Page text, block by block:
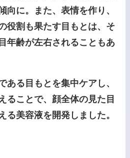
向に。また、表情を作り、
役割も果たす目もとは、そ
年齢が左右されることもあ
ある目もとを集中ケアし、
ることで、顔全体の見た目
る美容液を開発しました。